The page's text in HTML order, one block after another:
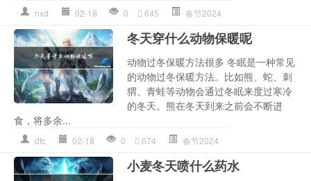
nxd 02-18 0 645 春节2024
冬天穿什么动物保暖呢
动物过冬保暖方法很多 冬眠是一种常见
的动物过冬保暖方法。比如熊、蛇、刺
猬、青蛙等动物会通过冬眠来度过寒冷
的冬天。熊在冬天到来之前会不断进
食，将多余...
dtc 02-18 0 674 春节2024
小麦冬天喷什么药水